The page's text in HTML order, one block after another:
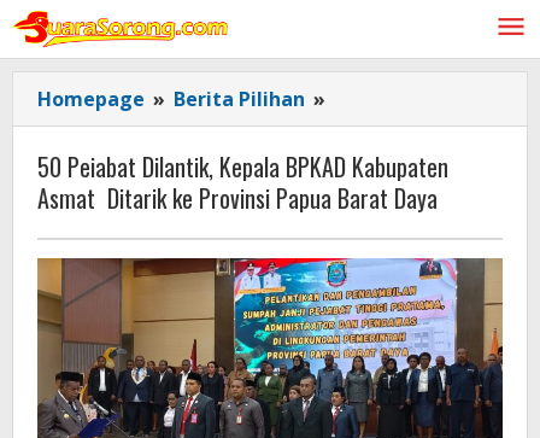
Lewati
konten
Homepage » Berita Pilihan »
Peiabat
Dilantik,
Kepala
BPKAD
Kabupaten
Asmat
Ditarik
ke
Provinsi
Papua
Barat
50 Peiabat Dilantik, Kepala BPKAD Kabupaten
Asmat Ditarik ke Provinsi Papua Barat Daya